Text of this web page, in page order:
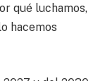
qué luchamos,
hacemos